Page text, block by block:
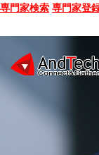
専門家検索 専門家登